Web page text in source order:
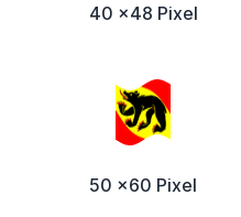
40 x48 Pixel
50 x60 Pixel